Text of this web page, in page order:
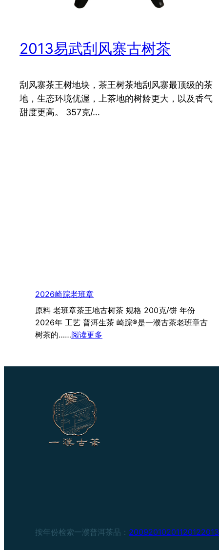
2013易武刮风寨古树茶
刮风寨茶王树地块，茶王树茶地刮风寨最顶级的茶
地，生态环境优渥，上茶地的树龄更大，以及香气
甜度更高。 357克/…
2026崎踪老班章
原料 老班章茶王地古树茶 规格 200克/饼 年份
2026年 工艺 普洱生茶 崎踪®是一濮古茶老班章古
树茶的……阅读更多
按年份检索一濮普洱茶品： 20092010201120122013